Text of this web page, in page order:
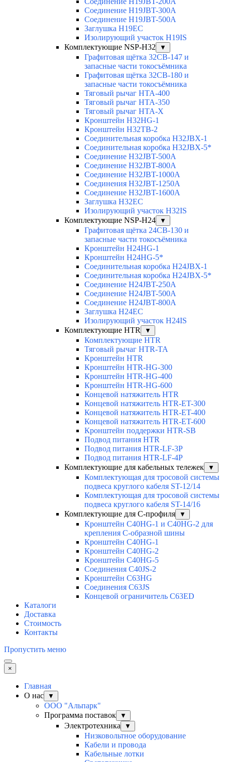
Соединение H19JBT-300A
Соединение H19JBT-500A
Заглушка H19EC
Изолирующий участок H19IS
Комплектующие NSP-H32
▼
Графитовая щётка 32CB-147 и
запасные части токосъёмника
Графитовая щётка 32CB-180 и
запасные части токосъёмника
Тяговый рычаг HTA-400
Тяговый рычаг HTA-350
Тяговый рычаг HTA-X
Кронштейн H32HG-1
Кронштейн H32TB-2
Соединительная коробка H32JBX-1
Соединительная коробка H32JBX-5*
Соединение H32JBT-500A
Соединение H32JBT-800A
Соединение H32JBT-1000A
Соединения H32JBT-1250A
Соединение H32JBT-1600A
Заглушка H32EC
Изолирующий участок H32IS
Комплектующие NSP-H24
▼
Графитовая щётка 24CB-130 и
запасные части токосъёмника
Кронштейн H24HG-1
Кронштейн H24HG-5*
Соединительная коробка H24JBX-1
Соединительная коробка H24JBX-5*
Соединение H24JBT-250A
Соединение H24JBT-500A
Соединение H24JBT-800A
Заглушка H24EC
Изолирующий участок H24IS
Комплектующие HTR
▼
Комплектующие HTR
Тяговый рычаг HTR-TA
Кронштейн HTR
Кронштейн HTR-HG-300
Кронштейн HTR-HG-400
Кронштейн HTR-HG-600
Концевой натяжитель HTR
Концевой натяжитель HTR-ET-300
Концевой натяжитель HTR-ET-400
Концевой натяжитель HTR-ET-600
Кронштейн поддержки HTR-SB
Подвод питания HTR
Подвод питания HTR-LF-3P
Подвод питания HTR-LF-4P
Комплектующие для кабельных тележек
▼
Комплектующая для тросовой системы
подвеса круглого кабеля ST-12/14
Комплектующая для тросовой системы
подвеса круглого кабеля ST-14/16
Комплектующие для С-профиля
▼
Кронштейн C40HG-1 и C40HG-2 для
крепления С-образной шины
Кронштейн C40HG-1
Кронштейн C40HG-2
Кронштейн C40HG-5
Соединения C40JS-2
Кронштейн C63HG
Соединения C63JS
Концевой ограничитель C63ED
Каталоги
Доставка
Стоимость
Контакты
Пропустить меню
×
Главная
О нас
▼
ООО "Альпарк"
Программа поставок
▼
Электротехника ▼
Низковольтное оборудование
Кабели и провода
Кабельные лотки